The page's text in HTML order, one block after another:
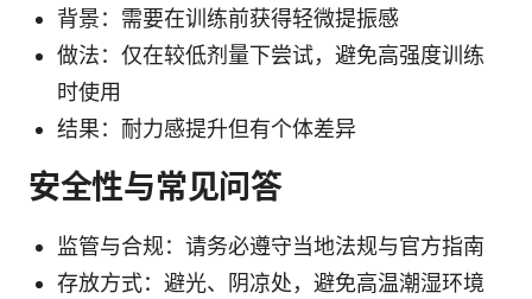
背景：需要在训练前获得轻微提振感
做法：仅在较低剂量下尝试，避免高强度训练
时使用
结果：耐力感提升但有个体差异
安全性与常见问答
监管与合规：请务必遵守当地法规与官方指南
存放方式：避光、阴凉处，避免高温潮湿环境